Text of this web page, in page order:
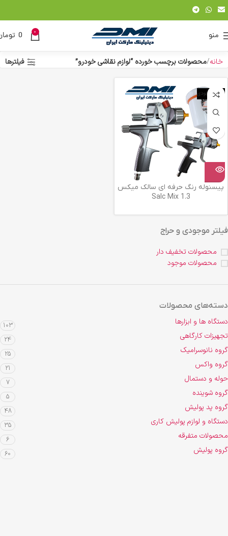
منو 0
0
فیلتر موجودی و حراج
محصولات تخفیف دار
محصولات موجود
دسته‌های محصولات
دستگاه ها و ابزارها 103
تجهیزات کارگاهی 24
گروه نانوسرامیک 25
گروه واکس 21
حوله و دستمال 7
گروه شوینده 5
گروه پد پولیش 48
دستگاه و لوازم پولیش کاری 35
محصولات متفرقه 6
گروه پولیش 60
خانه محصولات برچسب خورده “لوازم نقاشی خودرو” فیلترها
اتمام موجودی
پیسنوله رنگ حرفه ای سالک میکس
1.3 Salc Mix